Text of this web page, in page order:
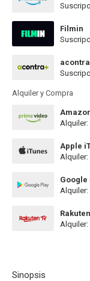
Filmin
Alquiler y Compra
Alquiler:
Apple
Alquiler:
Google
Alquiler:
Alquiler:
Sinopsis